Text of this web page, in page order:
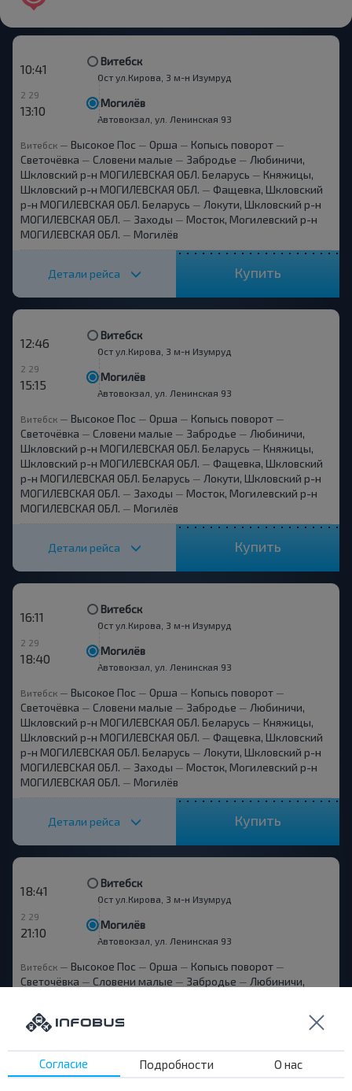
10:41
Витебск
Ост ул.Кирова, 3 м-н Изумруд
2 29
13:10
Могилёв
Автовокзал, ул. Ленинская 93
Витебск — Высокое Пос — Орша — Копысь поворот —
Светочёвка — Словени малые — Забродье — Любиничи,
Шкловский р-н МОГИЛЕВСКАЯ ОБЛ. Беларусь — Княжицы,
Шкловский р-н МОГИЛЕВСКАЯ ОБЛ. — Фащевка, Шкловский
р-н МОГИЛЕВСКАЯ ОБЛ. Беларусь — Локути, Шкловский р-н
МОГИЛЕВСКАЯ ОБЛ. — Заходы — Мосток, Могилевский р-н
МОГИЛЕВСКАЯ ОБЛ. — Могилёв
Детали рейса Купить
12:46
Витебск
Ост ул.Кирова, 3 м-н Изумруд
2 29
15:15
Могилёв
Автовокзал, ул. Ленинская 93
Витебск — Высокое Пос — Орша — Копысь поворот —
Светочёвка — Словени малые — Забродье — Любиничи,
Шкловский р-н МОГИЛЕВСКАЯ ОБЛ. Беларусь — Княжицы,
Шкловский р-н МОГИЛЕВСКАЯ ОБЛ. — Фащевка, Шкловский
р-н МОГИЛЕВСКАЯ ОБЛ. Беларусь — Локути, Шкловский р-н
МОГИЛЕВСКАЯ ОБЛ. — Заходы — Мосток, Могилевский р-н
МОГИЛЕВСКАЯ ОБЛ. — Могилёв
Детали рейса Купить
16:11
Витебск
Ост ул.Кирова, 3 м-н Изумруд
2 29
18:40
Могилёв
Автовокзал, ул. Ленинская 93
Витебск — Высокое Пос — Орша — Копысь поворот —
Светочёвка — Словени малые — Забродье — Любиничи,
Шкловский р-н МОГИЛЕВСКАЯ ОБЛ. Беларусь — Княжицы,
Шкловский р-н МОГИЛЕВСКАЯ ОБЛ. — Фащевка, Шкловский
р-н МОГИЛЕВСКАЯ ОБЛ. Беларусь — Локути, Шкловский р-н
МОГИЛЕВСКАЯ ОБЛ. — Заходы — Мосток, Могилевский р-н
МОГИЛЕВСКАЯ ОБЛ. — Могилёв
Детали рейса Купить
18:41
Витебск
Ост ул.Кирова, 3 м-н Изумруд
2 29
21:10
Могилёв
Автовокзал, ул. Ленинская 93
Витебск — Высокое Пос — Орша — Копысь поворот —
Светочёвка — Словени малые — Забродье — Любиничи,
Шкловский р-н МОГИЛЕВСКАЯ ОБЛ.
р-н МОГИЛЕВСКАЯ ОБЛ. Беларусь
Локути, Шкловский р-н
МОГИЛЕВСКАЯ ОБЛ.
Могилёв
Согласие Подробности О нас